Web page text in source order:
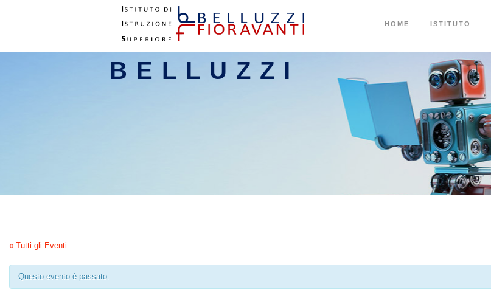
HOME ISTITUTO
BELLUZZI
« Tutti gli Eventi
Questo evento è passato.